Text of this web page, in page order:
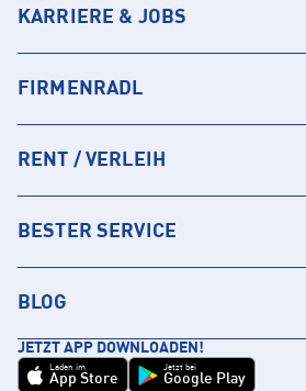
KARRIERE & JOBS
FIRMENRADL
RENT / VERLEIH
BESTER SERVICE
BLOG
JETZT APP DOWNLOADEN!
Laden im
App Store
Jetzt bei
Google Play